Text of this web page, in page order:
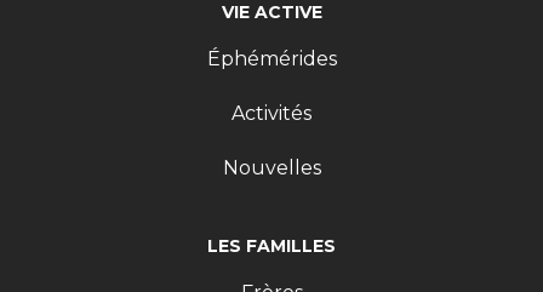
LES FAMILLES
VIE ACTIVE
Éphémérides
Activités
Nouvelles